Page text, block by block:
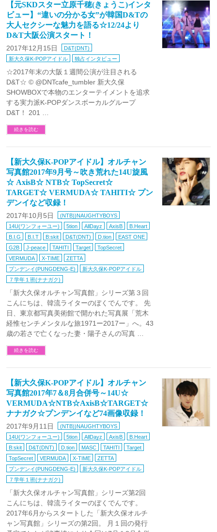
【元SKDスター立原千穂(きょうこ)インタ
ビュー】“違いの分かる女”が韓国D&Tの
大人セクシーな魅力を語る☆12/24より
D&T大阪公演スタート！
2017年12月15日
D&T(DNT)
新大久保K-POPアイドル
独占インタビュー
☆2017年末の大阪１週間公演が注目される
D&T☆ ©️ @DNTcafe_tumbler 新大久保
SHOWBOXで本物のエンターテイメントを追求
する実力派K-POPダンスボーカルグループ
D&T！ 201 …
続きを読む
【新大久保K-POPアイドル】オルチャン
写真館2017年9月号～吹き荒れた14U旋風
☆ AxisB☆ NTB☆ TopSecret☆
TARGET☆ VERMUDA☆ TAHITI☆ プン
デンイなど収録！
2017年10月5日
(NTB))NAUGHTYBOYS
14U(ワンフォーユー)
5tion AllDayz AxisB
B.Heart
B.I.G
B.I.T B:skit D&T(DNT) D.tion
EAST ONE
G2B
J-peace TAHITI Target
TopSecret
VERMUDA
X-TIME
ZETTA
プンデンイ(PUNGDENG-E)
新大久保K-POPアイドル
７学年１班(ナナガク)
「新大久保オルチャン写真館」シリーズ第３回
こんにちは、韓流ライターのぼくでんです。 先
日、東京都写真美術館で開かれた写真展「荒木
経惟センチメンタルな旅1971ー2017ー」へ。43
歳の若さで亡くなった妻・陽子さんの写真 …
続きを読む
【新大久保K-POPアイドル】オルチャン
写真館2017年7＆8月合併号～14U☆
VERMUDA☆NTB☆AxisB☆TARGET☆
ナナガク☆プンデンイなど74画像収録！
2017年9月11日
(NTB))NAUGHTYBOYS
14U(ワンフォーユー)
5tion AllDayz AxisB
B.Heart
B:skit
D&T(DNT) D.tion MASC TAHITI
Target
TopSecret
VERMUDA X-TIME
ZETTA
プンデンイ(PUNGDENG-E)
新大久保K-POPアイドル
７学年１班(ナナガク)
「新大久保オルチャン写真館」シリーズ第2回
こんにちは、韓流ライターのぼくでんです。
2017年6月からスタートした「新大久保オルチ
ャン写真館」シリーズの第2回。 月１回の発行